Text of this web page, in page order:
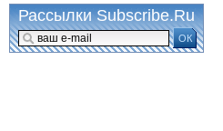
Рассылки Subscribe.Ru
ОК